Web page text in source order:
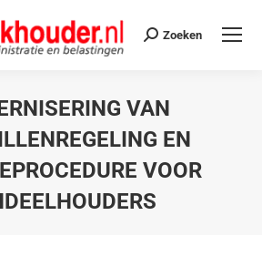
Zoeken
VAN
EN
VOOR